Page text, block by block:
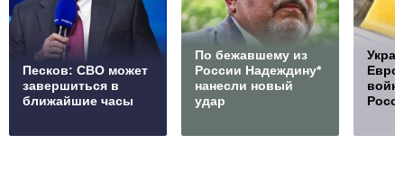
Песков: СВО может
завершиться в
ближайшие часы
По бежавшему из
России Надеждину*
нанесли новый
удар